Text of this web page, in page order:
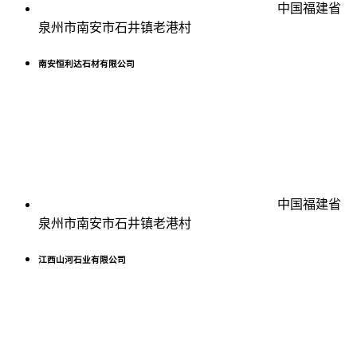
中国福建省
泉州市南安市石井镇老港村
南安恒利达石材有限公司
中国福建省
泉州市南安市石井镇老港村
江西山河石业有限公司